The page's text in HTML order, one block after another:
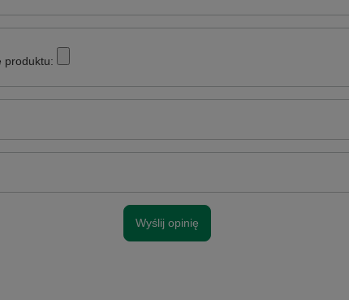
produktu:
Wyślij opinię